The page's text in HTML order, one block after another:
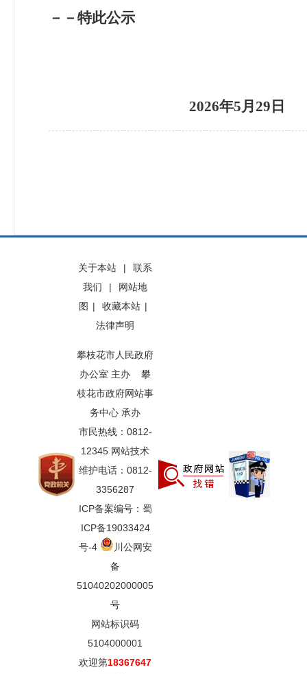
－－特此公示
2026年5月29日
关于本站 |
联系
我们
|
网站地
图 | 收藏本站 |
法律声明
攀枝花市人民政府
办公室 主办 攀
枝花市政府网站事
务中心 承办
市民热线：0812-
12345 网站技术
维护电话：0812-
3356287
ICP备案编号：蜀
ICP备19033424
号-4
川公网安
备
51040202000005
号
网站标识码
5104000001
欢迎第18367647